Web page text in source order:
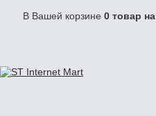
В Вашей корзине 0 товар на